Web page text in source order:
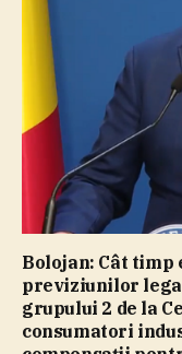
Bolojan: Cât timp
previziunilor
grupului 2 de la
consumatori